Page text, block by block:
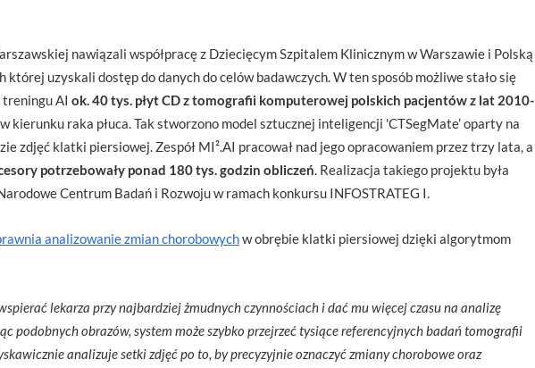
nawiązali współpracę z Dziecięcym Szpitalem Klinicznym w Warszawie i Polską
której uzyskali dostęp do danych do celów badawczych. W ten sposób możliwe stało się
AI ok. 40 tys. płyt CD z tomografii komputerowej polskich pacjentów z lat 2010-
kierunku raka płuca. Tak stworzono model sztucznej inteligencji 'CTSegMate’ oparty na
zdjęć klatki piersiowej. Zespół MI².AI pracował nad jego opracowaniem przez trzy lata, a
potrzebowały ponad 180 tys. godzin obliczeń. Realizacja takiego projektu była
Centrum Badań i Rozwoju w ramach konkursu INFOSTRATEG I.
analizowanie zmian chorobowychw obrębie klatki piersiowej dzięki algorytmom
lekarza przy najbardziej żmudnych czynnościach i dać mu więcej czasu na analizę
podobnych obrazów, system może szybko przejrzeć tysiące referencyjnych badań tomografii
analizuje setki zdjęć po to, by precyzyjnie oznaczyć zmiany chorobowe oraz